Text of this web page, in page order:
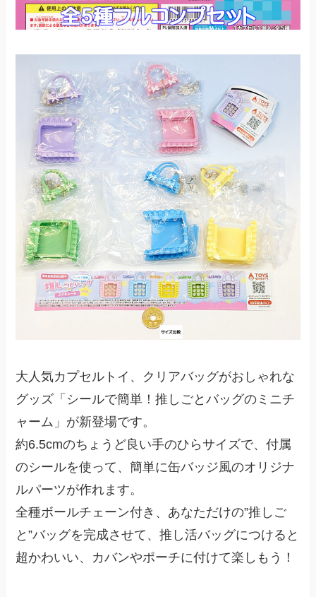
大人気カプセルトイ、クリアバッグがおしゃれな
グッズ「シールで簡単！推しごとバッグのミニチ
ャーム」が新登場です。
約6.5cmのちょうど良い手のひらサイズで、付属
のシールを使って、簡単に缶バッジ風のオリジナ
ルパーツが作れます。
全種ボールチェーン付き、あなただけの”推しご
と”バッグを完成させて、推し活バッグにつけると
超かわいい、カバンやポーチに付けて楽しもう！